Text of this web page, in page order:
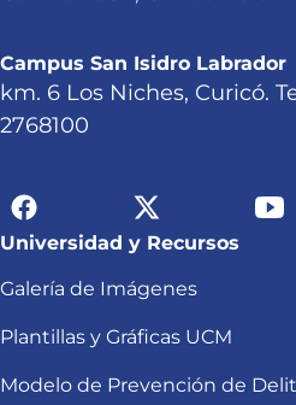
Campus San Isidro Labrador
km. 6 Los Niches, Curicó.
2768100
Universidad y Recursos
Galería de Imágenes
Plantillas y Gráficas UCM
Modelo de Prevención de